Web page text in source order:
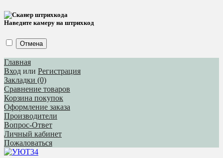
Наведите камеру на штрихкод
Отмена
Главная
Вход или Регистрация
Закладки (0)
Сравнение товаров
Корзина покупок
Оформление заказа
Производители
Вопрос-Ответ
Личный кабинет
Пожаловаться